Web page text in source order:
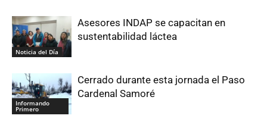
Noticia del Día
Asesores INDAP se capacitan en
sustentabilidad láctea
Informando
Primero
Cerrado durante esta jornada el Paso
Cardenal Samoré